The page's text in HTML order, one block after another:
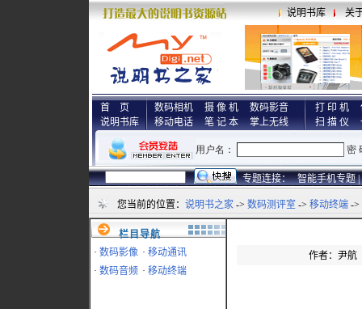
说明书库 关
首 页
说明书库
数码相机 摄 像 机
数码影音
移动电话
笔 记 本 掌上无线
打 印 机
扫 描 仪
专题连接： 智能手机专题 |
您当前的位置： 说明书之家 -> 数码测评室 -> 移动终端 ->
栏目导航
· 数码影像 · 移动通讯
· 数码音频 · 移动终端
作者：尹航